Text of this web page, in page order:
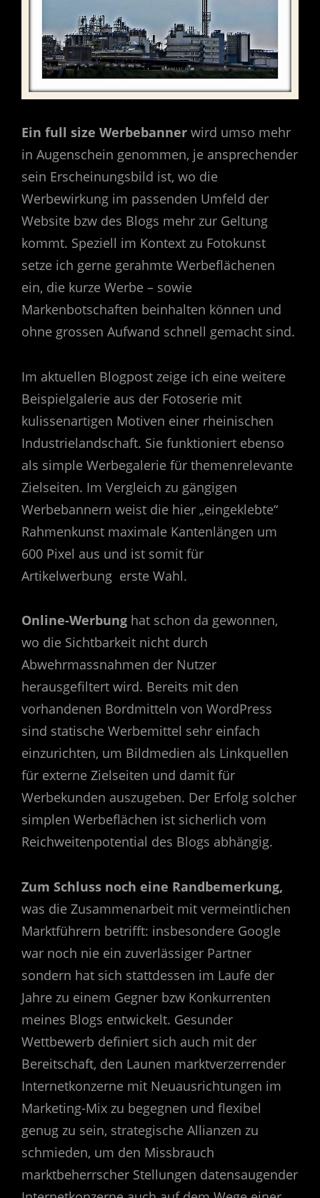
Ein full size Werbebanner wird umso mehr
in Augenschein genommen, je ansprechender
sein Erscheinungsbild ist, wo die
Werbewirkung im passenden Umfeld der
Website bzw des Blogs mehr zur Geltung
kommt. Speziell im Kontext zu Fotokunst
setze ich gerne gerahmte Werbeflächenen
ein, die kurze Werbe – sowie
Markenbotschaften beinhalten können und
ohne grossen Aufwand schnell gemacht sind.
Im aktuellen Blogpost zeige ich eine weitere
Beispielgalerie aus der Fotoserie mit
kulissenartigen Motiven einer rheinischen
Industrielandschaft. Sie funktioniert ebenso
als simple Werbegalerie für themenrelevante
Zielseiten. Im Vergleich zu gängigen
Werbebannern weist die hier „eingeklebte“
Rahmenkunst maximale Kantenlängen um
600 Pixel aus und ist somit für
Artikelwerbung erste Wahl.
Online-Werbung hat schon da gewonnen,
wo die Sichtbarkeit nicht durch
Abwehrmassnahmen der Nutzer
herausgefiltert wird. Bereits mit den
vorhandenen Bordmitteln von WordPress
sind statische Werbemittel sehr einfach
einzurichten, um Bildmedien als Linkquellen
für externe Zielseiten und damit für
Werbekunden auszugeben. Der Erfolg solcher
simplen Werbeflächen ist sicherlich vom
Reichweitenpotential des Blogs abhängig.
Zum Schluss noch eine Randbemerkung,
was die Zusammenarbeit mit vermeintlichen
Marktführern betrifft: insbesondere Google
war noch nie ein zuverlässiger Partner
sondern hat sich stattdessen im Laufe der
Jahre zu einem Gegner bzw Konkurrenten
meines Blogs entwickelt. Gesunder
Wettbewerb definiert sich auch mit der
Bereitschaft, den Launen marktverzerrender
Internetkonzerne mit Neuausrichtungen im
Marketing-Mix zu begegnen und flexibel
genug zu sein, strategische Allianzen zu
schmieden, um den Missbrauch
marktbeherrscher Stellungen datensaugender